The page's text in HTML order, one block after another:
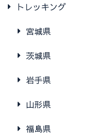
トレッキング
宮城県
茨城県
岩手県
山形県
福島県